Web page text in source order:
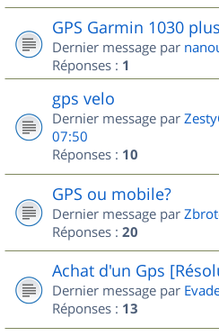
GPS Garmin 1030 plus
Dernier message par
Réponses : 1
gps velo
Dernier message par
07:50
Réponses : 10
GPS ou mobile?
Dernier message par
Réponses : 20
Achat d'un Gps
Dernier message par
Réponses : 13